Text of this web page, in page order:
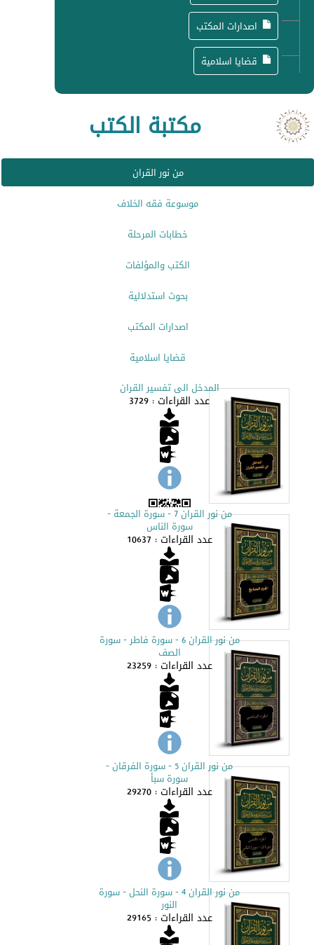
اصدارات المكتب
قضايا اسلامية
مكتبة الكتب
من نور القران
موسوعة فقه الخلاف
خطابات المرحلة
الكتب والمؤلفات
بحوث استدلالية
اصدارات المكتب
قضايا اسلامية
المدخل الى تفسير القران
عدد القراءات : 3729
من نور القران 7 - سورة الجمعة -
سورة الناس
عدد القراءات : 10637
من نور القران 6 - سورة فاطر - سورة
الصف
عدد القراءات : 23259
من نور القران 5 - سورة الفرقان -
سورة سبأ
عدد القراءات : 29270
من نور القران 4 - سورة النحل - سورة
النور
عدد القراءات : 29165